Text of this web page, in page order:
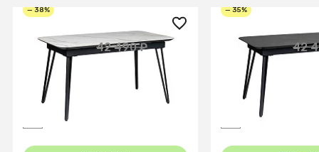
— 38%
26 200 ₽
42 490 ₽
Стол Диего раздвиж. 120-
150 Керамогранит Светлый
Мрамор
— 35%
27 700 ₽
42
Стол Диего
180
Мрамор